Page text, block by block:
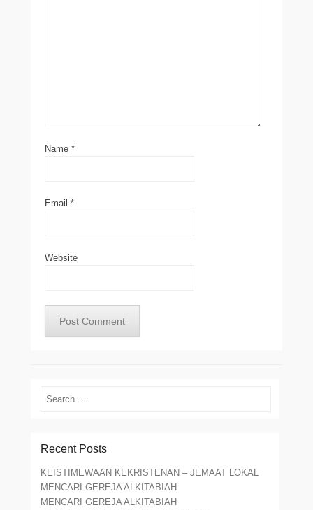
Name *
Email *
Website
Search
Recent Posts
KEISTIMEWAAN KEKRISTENAN – JEMAAT LOKAL
MENCARI GEREJA ALKITABIAH
MENCARI GEREJA ALKITABIAH